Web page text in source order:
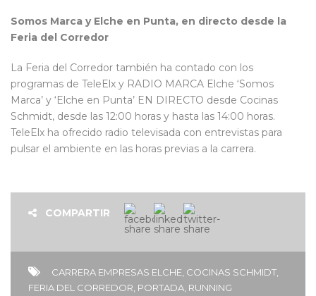
Somos Marca y Elche en Punta, en directo desde la
Feria del Corredor
La Feria del Corredor también ha contado con los
programas de TeleElx y RADIO MARCA Elche ‘Somos
Marca’ y ‘Elche en Punta’ EN DIRECTO desde Cocinas
Schmidt, desde las 12:00 horas y hasta las 14:00 horas.
TeleElx ha ofrecido radio televisada con entrevistas para
pulsar el ambiente en las horas previas a la carrera.
COMPARTIR
CARRERA EMPRESAS ELCHE COCINAS SCHMIDT
FERIA DEL CORREDOR PORTADA RUNNING